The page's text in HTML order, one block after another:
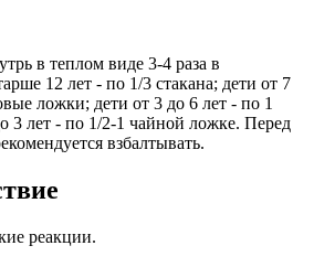
в теплом виде 3-4 раза в
12 лет - по 1/3 стакана; дети от 7
ложки; дети от 3 до 6 лет - по 1
3 лет - по 1/2-1 чайной ложке. Перед
взбалтывать.
реакции.